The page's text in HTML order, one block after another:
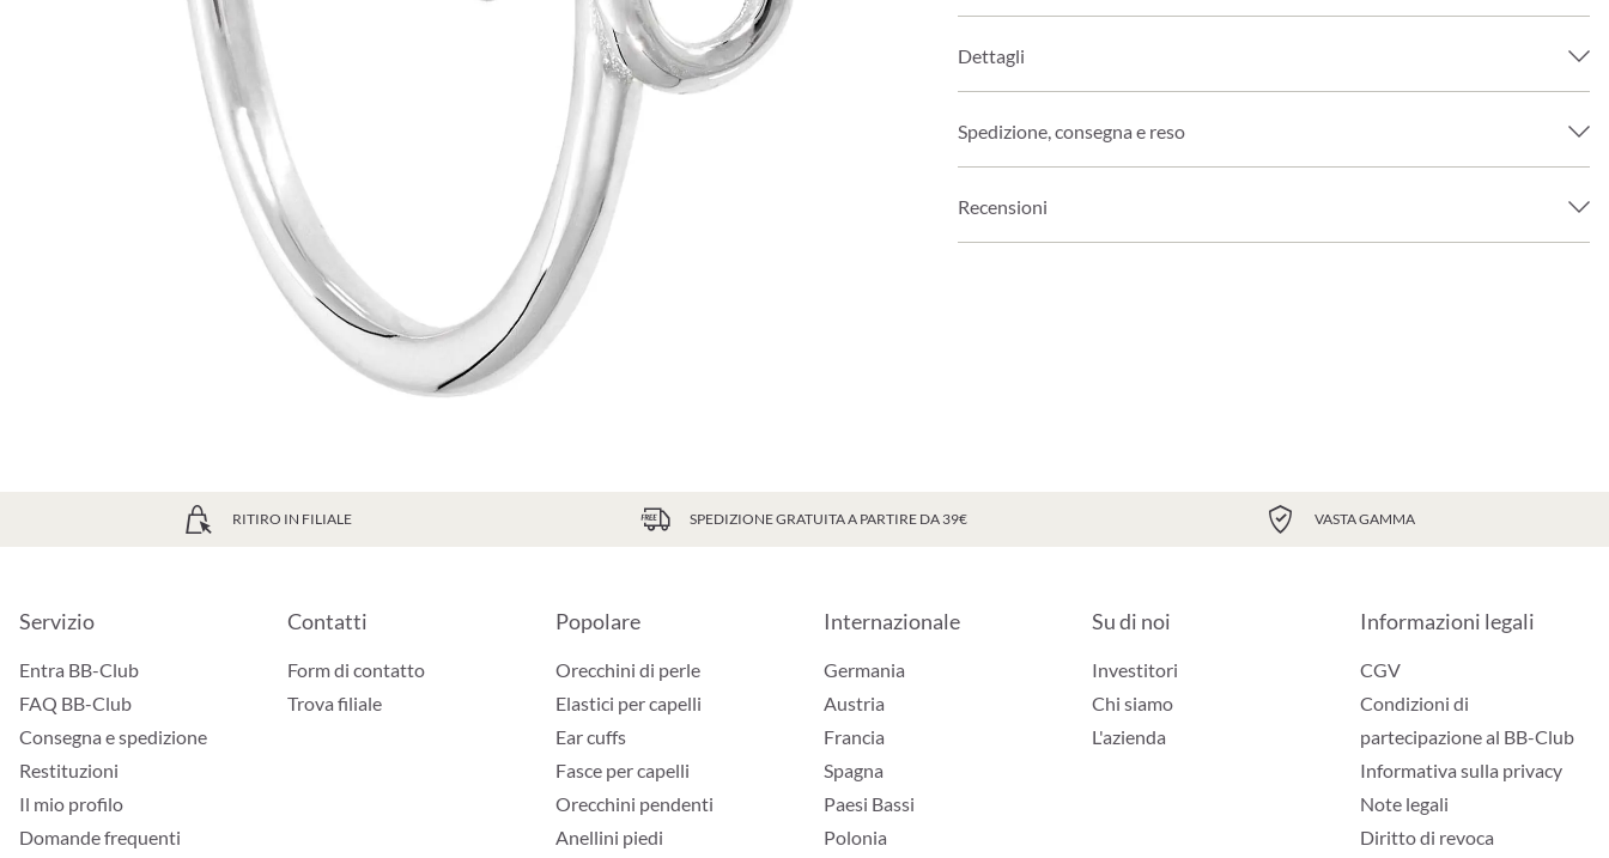
Dettagli
Spedizione, consegna e reso
Recensioni
RITIRO IN FILIALE SPEDIZIONE GRATUITA A PARTIRE DA 39€ VASTA GAMMA
Servizio
Entra BB-Club
FAQ BB-Club
Consegna e spedizione
Restituzioni
Il mio profilo
Domande frequenti
Contatti
Form di contatto
Trova filiale
Popolare
Orecchini di perle
Elastici per capelli
Ear cuffs
Fasce per capelli
Orecchini pendenti
Anellini piedi
Internazionale
Germania
Austria
Francia
Spagna
Paesi Bassi
Polonia
Su di noi
Investitori
Chi siamo
L'azienda
Informazioni legali
CGV
Condizioni di
partecipazione al BB-Club
Informativa sulla privacy
Note legali
Diritto di revoca